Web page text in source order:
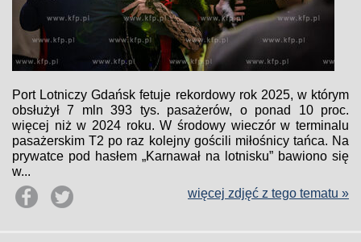
Port Lotniczy Gdańsk fetuje rekordowy rok 2025, w którym
obsłużył 7 mln 393 tys. pasażerów, o ponad 10 proc.
więcej niż w 2024 roku. W środowy wieczór w terminalu
pasażerskim T2 po raz kolejny gościli miłośnicy tańca. Na
prywatce pod hasłem „Karnawał na lotnisku” bawiono się
w...
więcej zdjęć z tego tematu »